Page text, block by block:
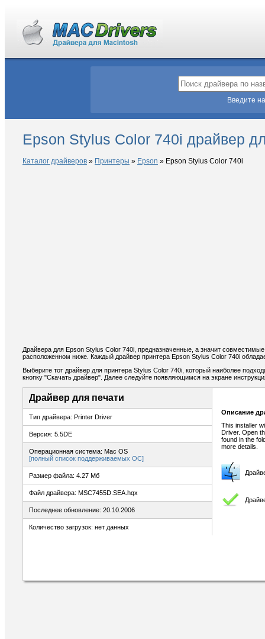
Введите
Epson Stylus Color 740i драйвер
Каталог драйверов » Принтеры » Epson » Epson Stylus Color 740i
Драйвера для Epson Stylus Color 740i, предназначенные, а значит
расположенном ниже. Каждый драйвер принтера Epson Stylus Color 740i
Выберите тот драйвер для принтера Stylus Color 740i, который наиболее
кнопку "Скачать драйвер". Далее следуйте появляющимся на экране
Драйвер для печати
Тип драйвера: Printer Driver
Версия: 5.5DE
Операционная система: Mac OS
[полный список поддерживаемых ОС]
Размер файла: 4.27 Мб
Файл драйвера: MSC7455D.SEA.hqx
Последнее обновление: 20.10.2006
Количество загрузок: нет данных
Описание
This installer
Driver. Open
found in the
more details.